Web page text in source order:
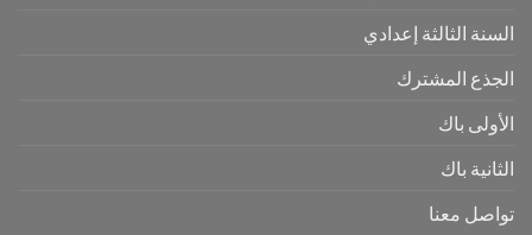
السنة الثالثة إعدادي
الجذع المشترك
الأولى باك
الثانية باك
تواصل معنا